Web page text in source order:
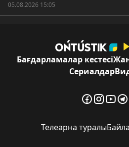
05.08.2026 15:05
Бағдарламалар кестесі
Сериалдар
Телеарна туралы